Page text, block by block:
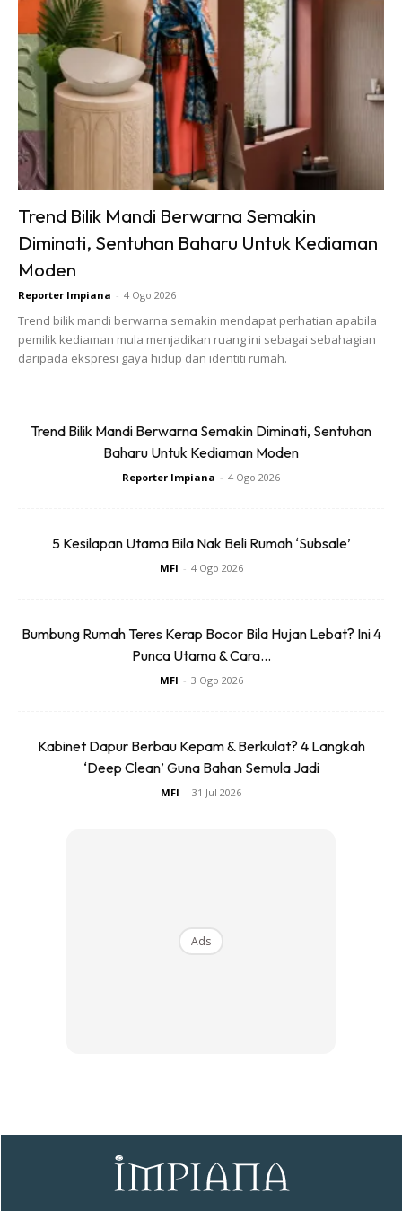
pemilik. Pereka menghadirkan rekaan full height cabinet
berukuran 11 kaki bagi mengoptimumkan ruang penstoran
pemilik di dapur.
membahagikan ruang penyimpanan agar ruang penstoran
digunakan secara optimum dan memudahkan capaian
ketika memasak. Susun atur penyimpanan barangan dan
dibantu oleh sistem laci bina dalam yang luas serta
memudahkan pencarian barangan yang diperlukan pemilik.
“Ketika Perbincangan Bersama Pereka
Dalam Menentukan Karakter Kabinet
Dapur Yang Diinginkan, Saya Memang
Banyak,” Jelas Pemilik.
Trend Bilik Mandi Berwarna Semakin
Diminati, Sentuhan Baharu Untuk Kediaman
Moden
Reporter Impiana - 4 Ogo 2026
Trend bilik mandi berwarna semakin mendapat perhatian apabila
pemilik kediaman mula menjadikan ruang ini sebagai sebahagian
daripada ekspresi gaya hidup dan identiti rumah.
Trend Bilik Mandi Berwarna Semakin Diminati, Sentuhan
Baharu Untuk Kediaman Moden
Reporter Impiana - 4 Ogo 2026
5 Kesilapan Utama Bila Nak Beli Rumah ‘Subsale’
MFI - 4 Ogo 2026
Bumbung Rumah Teres Kerap Bocor Bila Hujan Lebat? Ini 4
Punca Utama & Cara...
MFI - 3 Ogo 2026
Kabinet Dapur Berbau Kepam & Berkulat? 4 Langkah
‘Deep Clean’ Guna Bahan Semula Jadi
MFI - 31 Jul 2026
Ads